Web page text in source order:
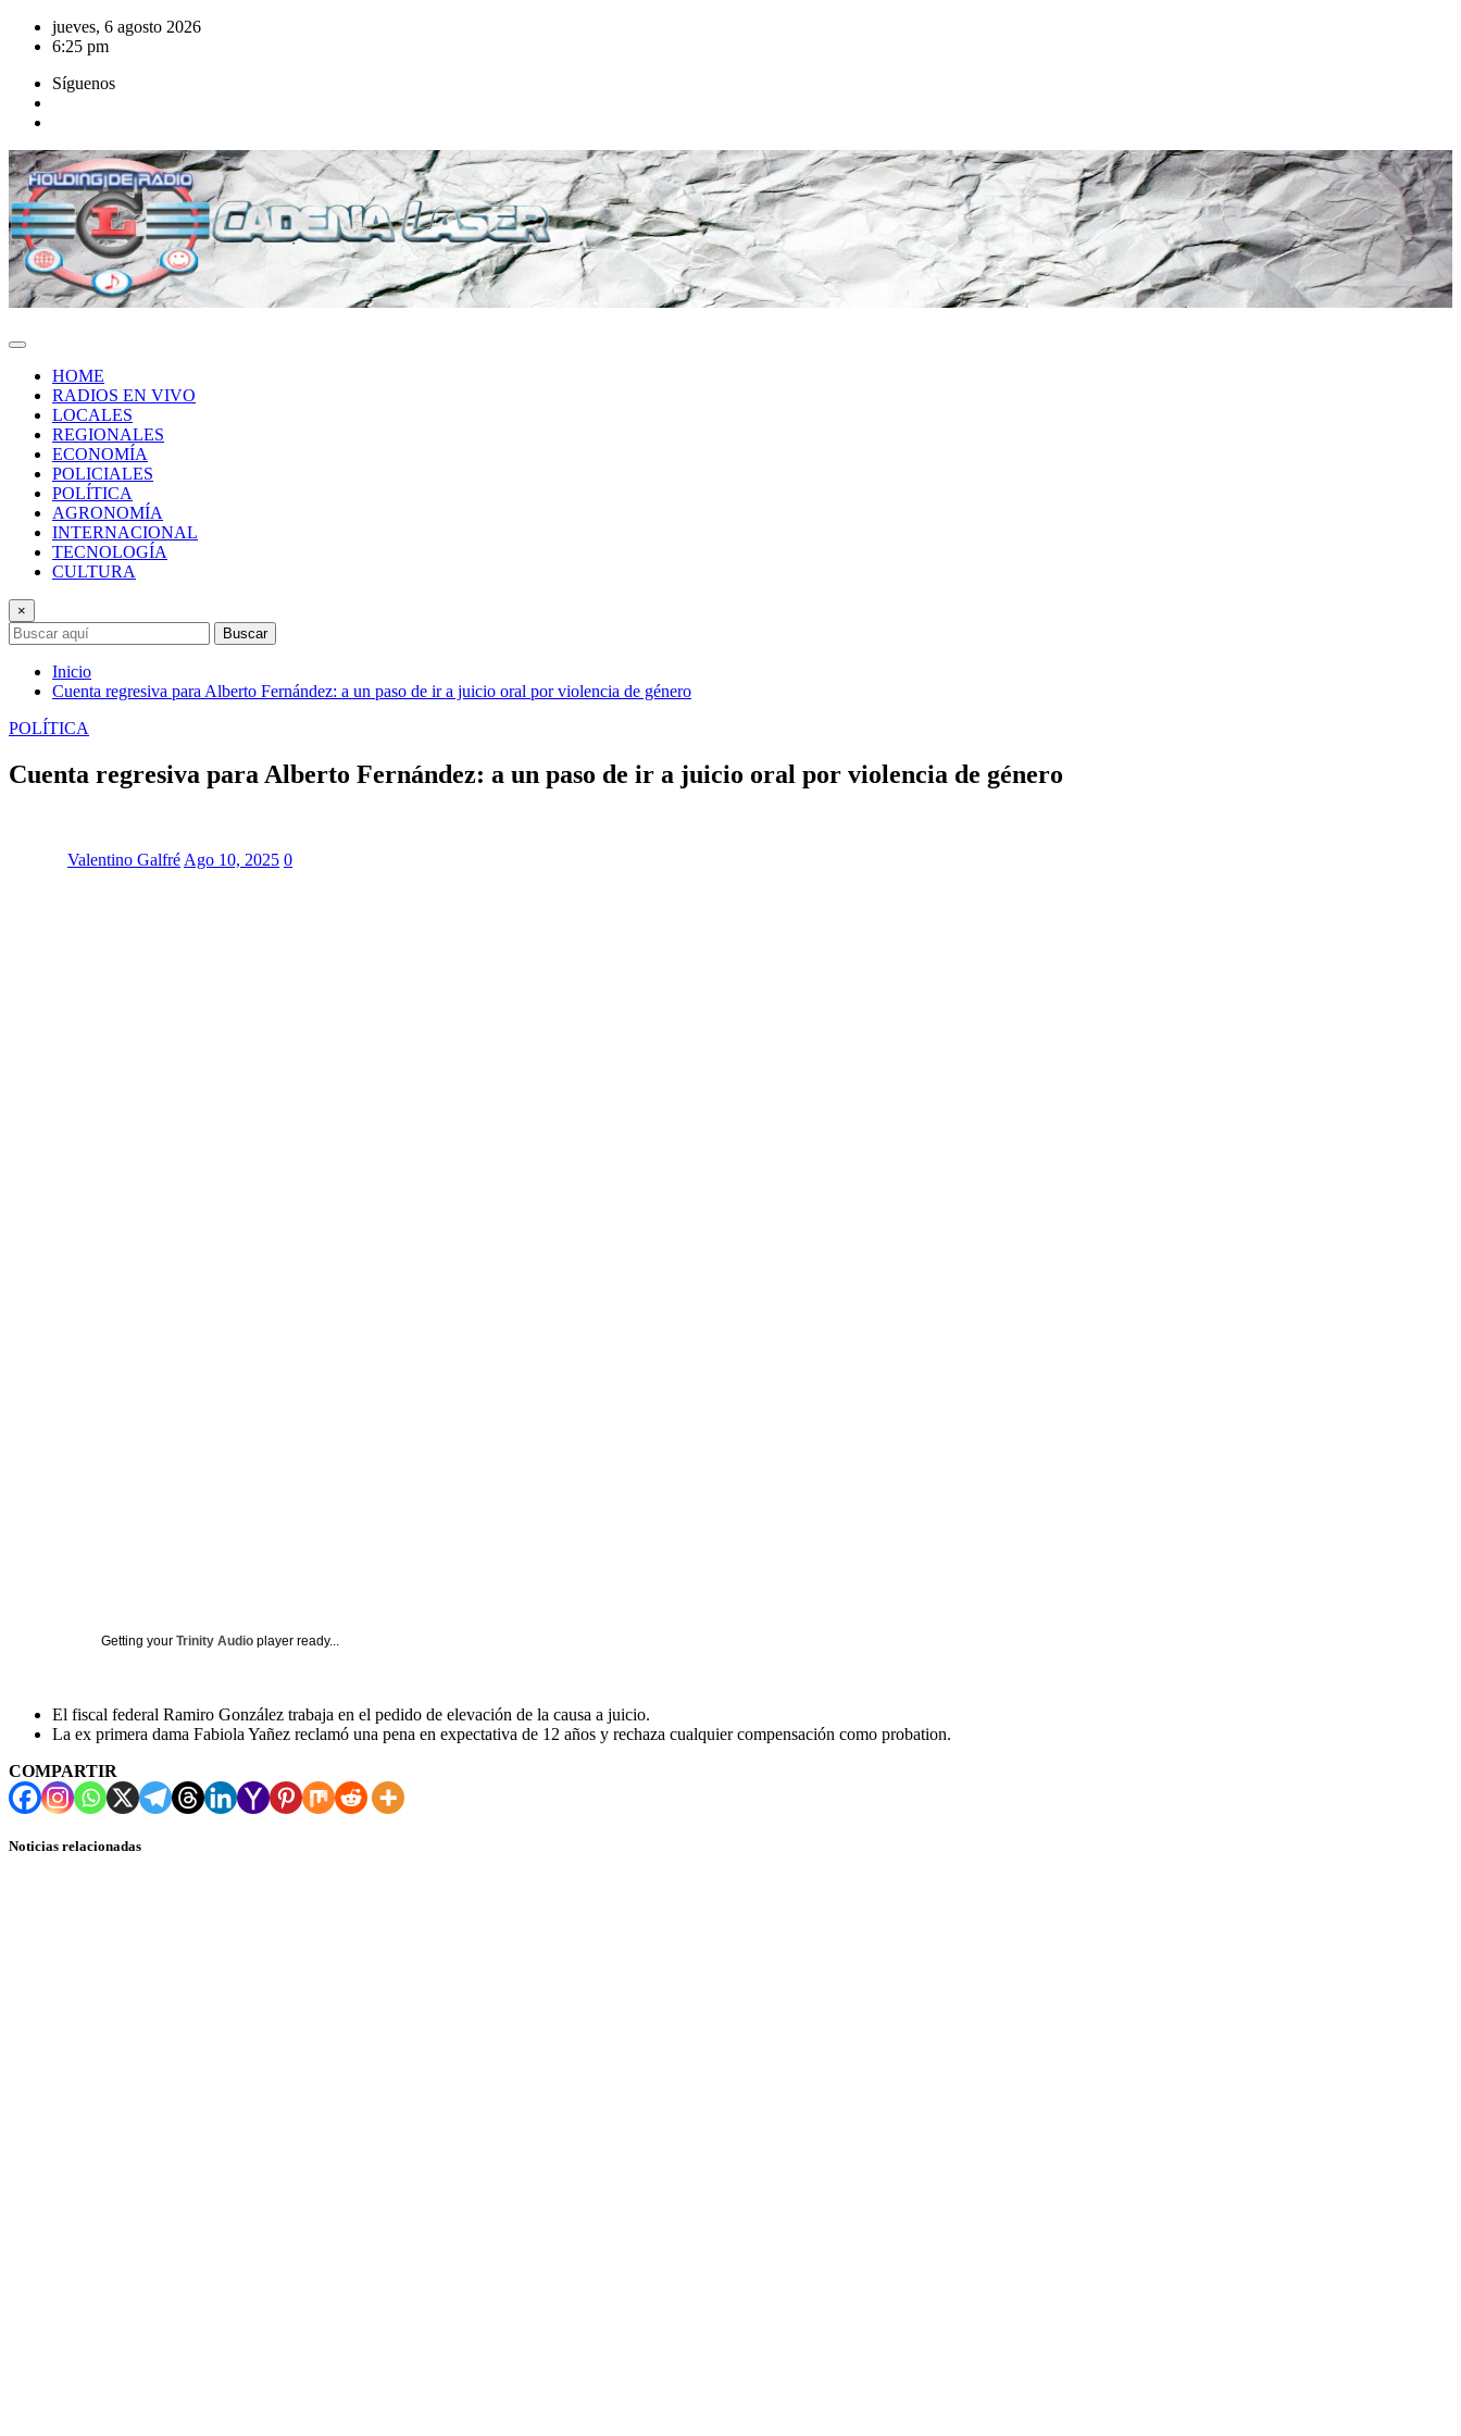
Saltar
jueves, 6 agosto 2026
6:25 pm
Síguenos
HOME
RADIOS EN VIVO
LOCALES
REGIONALES
ECONOMÍA
POLICIALES
POLÍTICA
AGRONOMÍA
INTERNACIONAL
TECNOLOGÍA
CULTURA
×
Buscar
Inicio
Cuenta regresiva para Alberto Fernández: a un paso de ir a juicio oral por violencia de género
POLÍTICA
Cuenta regresiva para Alberto Fernández: a un paso de ir a juicio oral por violencia de género
Valentino Galfré Ago 10, 2025 0
Getting your Trinity Audio player ready...
El fiscal federal Ramiro González trabaja en el pedido de elevación de la causa a juicio.
La ex primera dama Fabiola Yañez reclamó una pena en expectativa de 12 años y rechaza cualquier compensación como probation.
COMPARTIR
Noticias relacionadas